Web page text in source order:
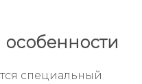
специальный